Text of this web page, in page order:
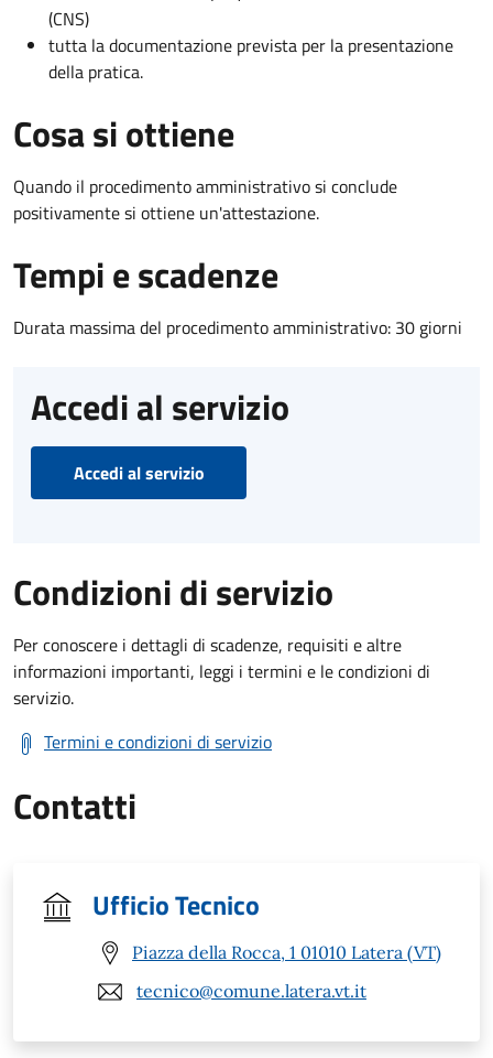
(CNS)
tutta la documentazione prevista per la presentazione
della pratica.
Cosa si ottiene
Quando il procedimento amministrativo si conclude
positivamente si ottiene un'attestazione.
Tempi e scadenze
Durata massima del procedimento amministrativo: 30 giorni
Accedi al servizio
Accedi al servizio
Condizioni di servizio
Per conoscere i dettagli di scadenze, requisiti e altre
informazioni importanti, leggi i termini e le condizioni di
servizio.
Termini e condizioni di servizio
Contatti
Ufficio Tecnico
Piazza della Rocca, 1 01010 Latera (VT)
tecnico@comune.latera.vt.it